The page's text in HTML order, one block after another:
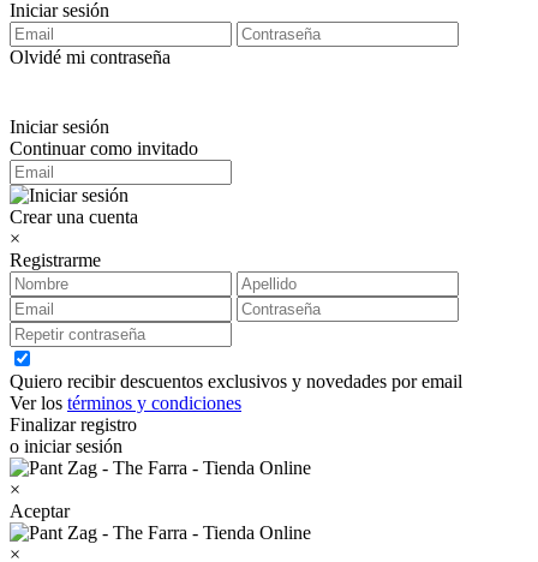
Iniciar sesión
Olvidé mi contraseña
Iniciar sesión
Continuar como invitado
Crear una cuenta
×
Registrarme
Quiero recibir descuentos exclusivos y novedades por email
Ver los términos y condiciones
Finalizar registro
o iniciar sesión
×
Aceptar
×